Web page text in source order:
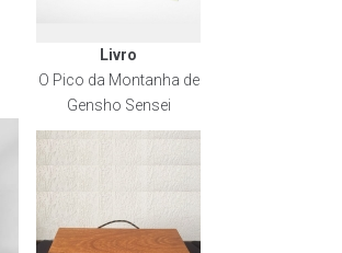
Livro
O Pico da Montanha de
Gensho Sensei